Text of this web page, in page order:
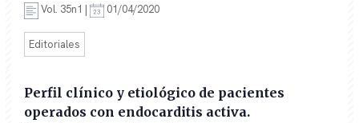
Vol. 35n1 | 01/04/2020
Editoriales
Perfil clínico y etiológico de pacientes
operados con endocarditis activa.